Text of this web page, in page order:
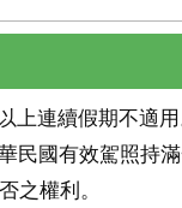
上連續假期不適用
民國有效駕照持
之權利。